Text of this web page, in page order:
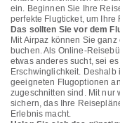
ein. Beginnen Sie Ihre
perfekte Flugticket, um
Das sollten Sie vor dem
Mit Airpaz können Sie
buchen. Als Online-
etwas anderes sucht, sei
Erschwinglichkeit. Deshalb
geeigneten Flugoptionen
zugeschnitten sind. Mit nur
sichern, das Ihre
Erlebnis macht.